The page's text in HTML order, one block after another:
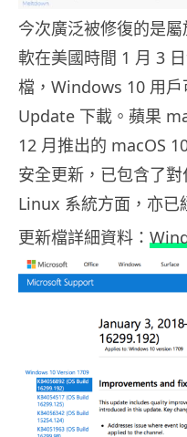
今次廣泛被修復的是
軟在美國時間 1 月 3
檔，Windows 10 用
Update 下載。蘋果
12 月推出的 macOS
安全更新，已包含了
Linux 系統方面，亦已
更新檔詳細資料：